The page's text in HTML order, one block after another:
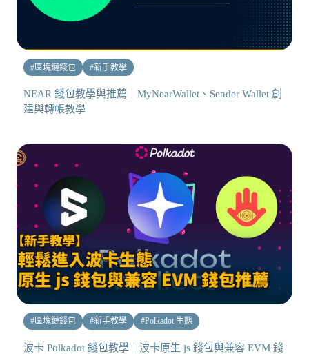
#區塊鏈錢包 #新手教學
NEAR 錢包教學與推薦｜MyNearWallet、Sender Wallet 創
建與轉帳教學
#區塊鏈錢包 #新手教學 #Polkadot 生態
波卡 Polkadot 錢包教學｜波卡原生 js 錢包與兼容 EVM 錢